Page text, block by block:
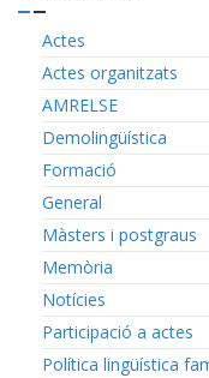
Actes
Actes organitzats
AMRELSE
Demolingüística
Formació
General
Màsters i postgraus
Memòria
Notícies
Participació a actes
Política lingüística